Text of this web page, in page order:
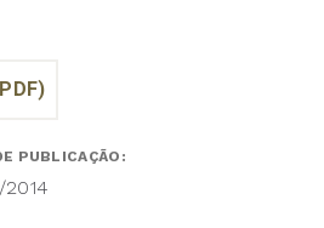
PUBLICAÇÃO: